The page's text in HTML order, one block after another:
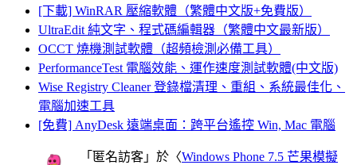
[下載] WinRAR 壓縮軟體（繁體中文版+免費版）
UltraEdit 純文字、程式碼編輯器（繁體中文最新版）
OCCT 燒機測試軟體（超頻檢測必備工具）
PerformanceTest 電腦效能、運作速度測試軟體(中文版)
Wise Registry Cleaner 登錄檔清理、重組、系統最佳化、
電腦加速工具
[免費] AnyDesk 遠端桌面：跨平台遙控 Win, Mac 電腦
「 匿名訪客 」於〈Windows Phone 7.5 芒果模擬